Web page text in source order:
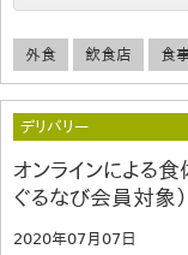
外食 飲食店 食
デリバリー
オンラインによる
ぐるなび会員対象）
2020年07月07日